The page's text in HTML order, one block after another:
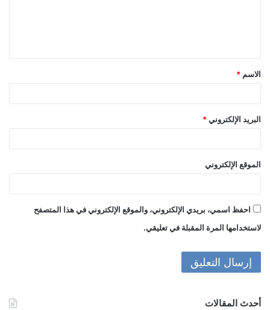
ق
*
الاسم *
البريد الإلكتروني *
الموقع الإلكتروني
احفظ اسمي، بريدي الإلكتروني، والموقع الإلكتروني في هذا المتصفح
لاستخدامها المرة المقبلة في تعليقي.
أحدث المقالات